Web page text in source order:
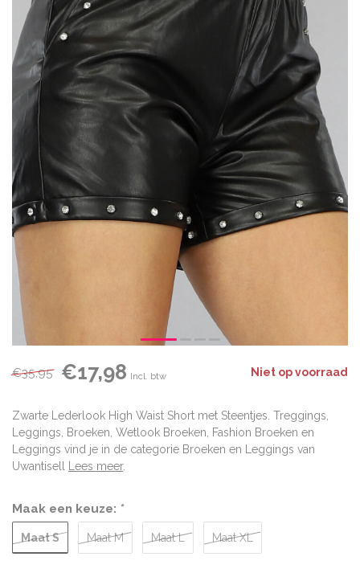
€35,95 €17,98 Incl. btw Niet op voorraad
Zwarte Lederlook High Waist Short met Steentjes. Treggings,
Leggings, Broeken, Wetlook Broeken, Fashion Broeken en
Leggings vind je in de categorie Broeken en Leggings van
Uwantisell
Lees meer.
Maak een keuze: *
Maat S Maat M Maat L Maat XL